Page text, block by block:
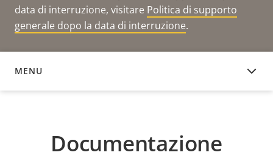
data di interruzione, visitare Politica di supporto
generale dopo la data di interruzione.
MENU
DOCUMENTAZIONE
Documentazione